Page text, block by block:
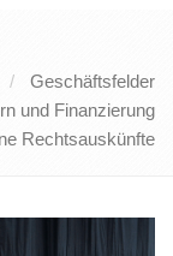
Geschäftsfelder
und Finanzierung
Rechtsauskünfte